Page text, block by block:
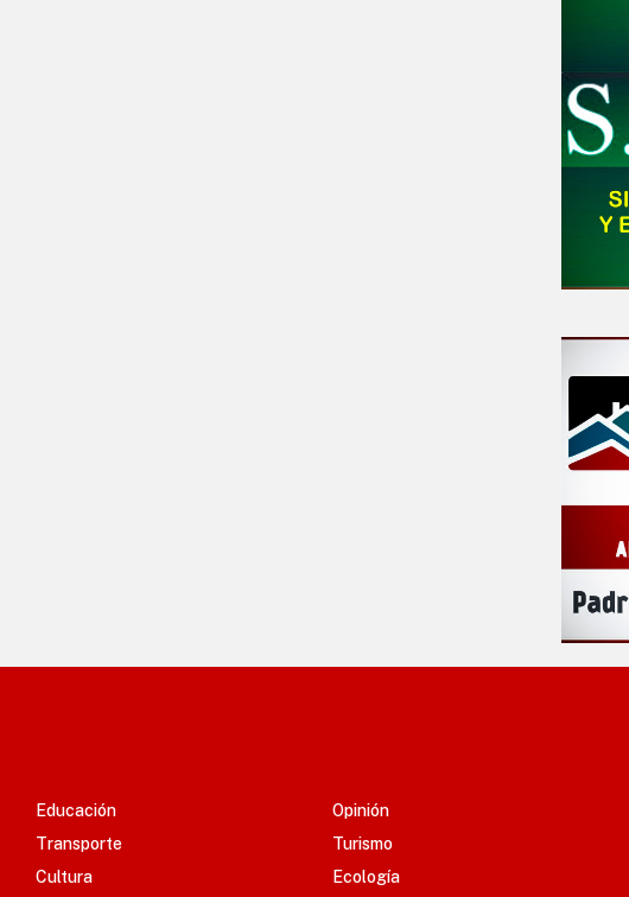
Educación
Transporte
Cultura
Opinión
Turismo
Ecología